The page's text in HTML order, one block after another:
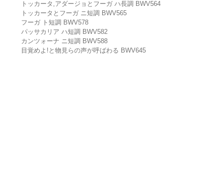
トッカータ,アダージョとフーガ ハ長調 BWV564
トッカータとフーガ ニ短調 BWV565
フーガ ト短調 BWV578
パッサカリア ハ短調 BWV582
カンツォーナ ニ短調 BWV588
目覚めよ!と物見らの声が呼ばわる BWV645